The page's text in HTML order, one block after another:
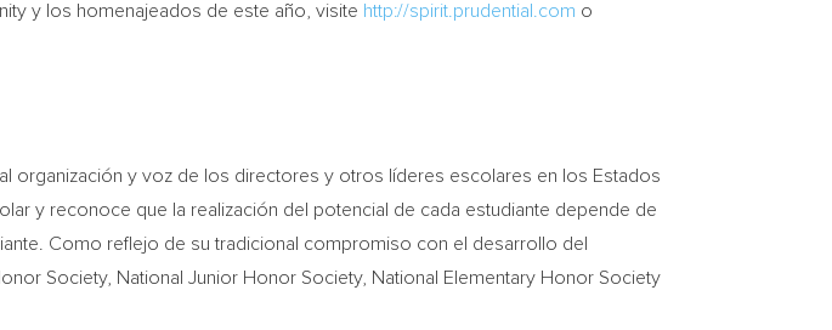
y los homenajeados de este año, visite http://spirit.prudential.com o
organización y voz de los directores y otros líderes escolares en los Estados
y reconoce que la realización del potencial de cada estudiante depende de
Como reflejo de su tradicional compromiso con el desarrollo del
Society, National Junior Honor Society, National Elementary Honor Society